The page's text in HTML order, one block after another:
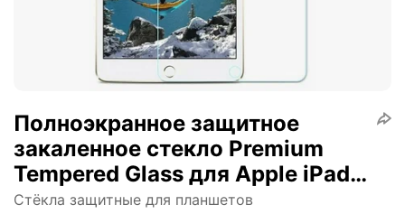
Полноэкранное защитное
закаленное стекло Premium
Tempered Glass для Apple iPad
7-10.2"(2019) / 8-10.2"(2020) /
Стёкла защитные для планшетов